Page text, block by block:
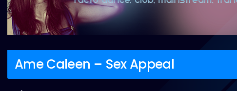
Ame Caleen – Sex Appeal